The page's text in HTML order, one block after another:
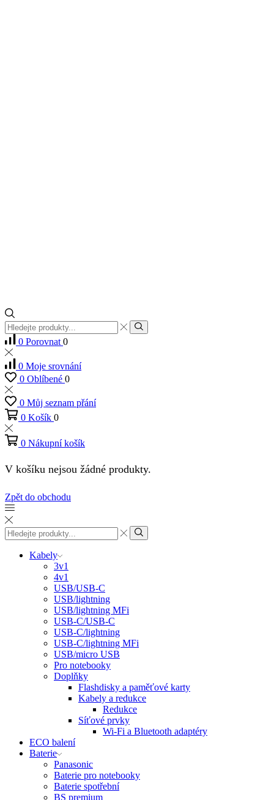
Vstup
pro
vyhledávání
Hledat
0 Porovnat 0
0 Moje srovnání
0 Oblíbené 0
0 Můj seznam přání
0 Košík 0
0 Nákupní košík
V košíku nejsou žádné produkty.
Zpět do obchodu
Vstup
pro
vyhledávání
Hledat
Kabely
3v1
4v1
USB/USB-C
USB/lightning
USB/lightning MFi
USB-C/USB-C
USB-C/lightning
USB-C/lightning MFi
USB/micro USB
Pro notebooky
Doplňky
Flashdisky a paměťové karty
Kabely a redukce
Redukce
Síťové prvky
Wi-Fi a Bluetooth adaptéry
ECO balení
Baterie
Panasonic
Baterie pro notebooky
Baterie spotřební
BS premium